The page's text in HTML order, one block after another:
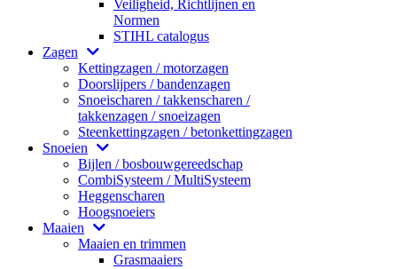
Veiligheid, Richtlijnen en
Normen
STIHL catalogus
Zagen
Kettingzagen / motorzagen
Doorslijpers / bandenzagen
Snoeischaren / takkenscharen /
takkenzagen / snoeizagen
Steenkettingzagen / betonkettingzagen
Snoeien
Bijlen / bosbouwgereedschap
CombiSysteem / MultiSysteem
Heggenscharen
Hoogsnoeiers
Maaien
Maaien en trimmen
Grasmaaiers